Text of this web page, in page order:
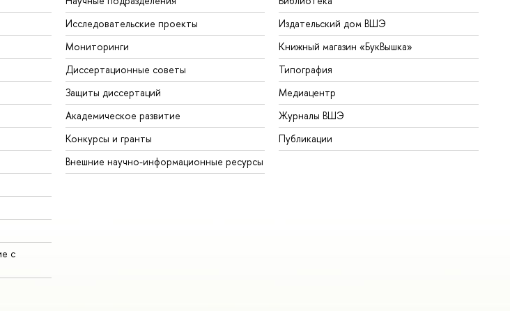
с
Исследовательские проекты
Мониторинги
Диссертационные советы
Защиты диссертаций
Академическое развитие
Конкурсы и гранты
Внешние научно-информационные ресурсы
Издательский дом ВШЭ
Книжный магазин «БукВышка»
Типография
Медиацентр
Журналы ВШЭ
Публикации